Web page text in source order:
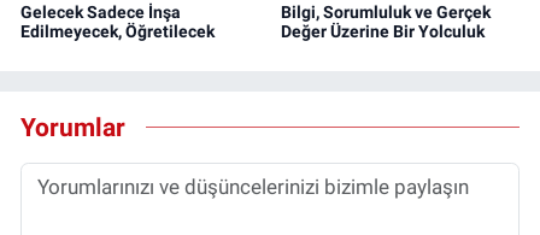
Gelecek Sadece İnşa
Edilmeyecek, Öğretilecek
Bilgi, Sorumluluk ve Gerçek
Değer Üzerine Bir Yolculuk
Yorumlar